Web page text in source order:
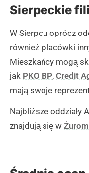
Sierpeckie
W Sierpcu oprócz
również placówki
Mieszkańcy mogą
jak PKO BP, Credit
mają swoje
Najbliższe oddziały
znajdują się w